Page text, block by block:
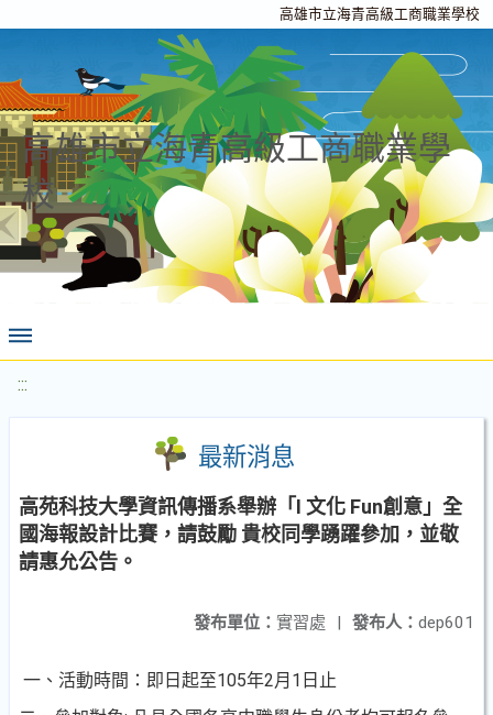
高雄市立海青高級工商職業學校
高雄市立海青高級工商職業學
校
:::
最新消息
高苑科技大學資訊傳播系舉辦「I 文化 Fun創意」全
國海報設計比賽，請鼓勵 貴校同學踴躍參加，並敬
請惠允公告。
發布人： dep601
發布單位： 實習處 |
一、活動時間：即日起至105年2月1日止